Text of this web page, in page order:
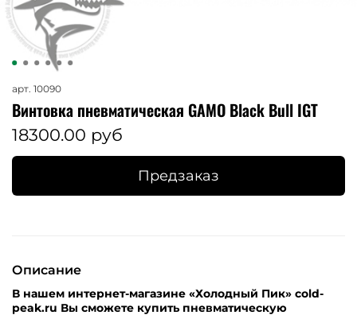
арт. 10090
Винтовка пневматическая GAMO Black Bull IGT
18300.00 руб
Предзаказ
Описание
В нашем интернет-магазине «Холодный Пик» cold-
peak.ru Вы сможете купить пневматическую